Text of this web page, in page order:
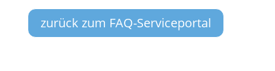
zurück zum FAQ-Serviceportal